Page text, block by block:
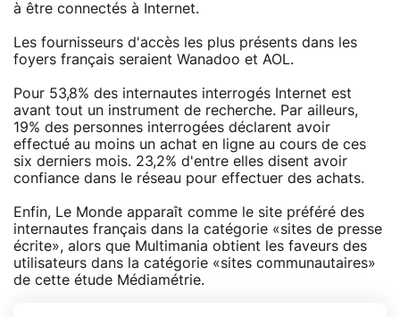
à être connectés à Internet.
Les fournisseurs d'accès les plus présents dans les
foyers français seraient Wanadoo et AOL.
Pour 53,8% des internautes interrogés Internet est
avant tout un instrument de recherche. Par ailleurs,
19% des personnes interrogées déclarent avoir
effectué au moins un achat en ligne au cours de ces
six derniers mois. 23,2% d'entre elles disent avoir
confiance dans le réseau pour effectuer des achats.
Enfin, Le Monde apparaît comme le site préféré des
internautes français dans la catégorie «sites de presse
écrite», alors que Multimania obtient les faveurs des
utilisateurs dans la catégorie «sites communautaires»
de cette étude Médiamétrie.